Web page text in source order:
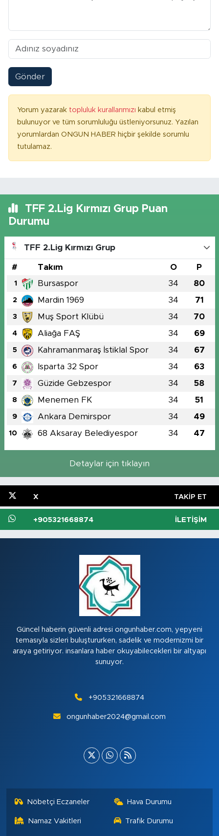
Gönder
Yorum yazarak topluluk kurallarımızı kabul etmiş
bulunuyor ve tüm sorumluluğu üstleniyorsunuz. Yazılan
yorumlardan ONGUN HABER hiçbir şekilde sorumlu
tutulamaz.
TFF 2.Lig Kırmızı Grup Puan
Durumu
TFF 2.Lig Kırmızı Grup
# Takım O P
1 Bursaspor 34 80
2 Mardin 1969 34 71
3 Muş Sport Klübü 34 70
4 Aliağa FAŞ 34 69
5 Kahramanmaraş İstiklal Spor 34 67
6 Isparta 32 Spor 34 63
7 Güzide Gebzespor 34 58
8 Menemen FK 34 51
9 Ankara Demirspor 34 49
10 68 Aksaray Belediyespor 34 47
Detaylar için tıklayın
X TAKIP ET
+905321668874 İLETIŞIM
Güncel haberin güvenli adresi ongunhaber.com, yepyeni
temasıyla sizleri buluştururken, sadelik ve modernizmi bir
araya getiriyor. insanlara haber okuyabilecekleri bir altyapı
sunuyor.
+905321668874
ongunhaber2024@gmail.com
Nöbetçi Eczaneler Hava Durumu
Namaz Vakitleri Trafik Durumu